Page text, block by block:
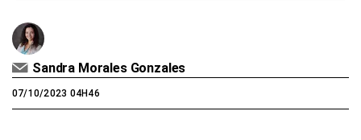
Sandra Morales Gonzales
07/10/2023 04H46